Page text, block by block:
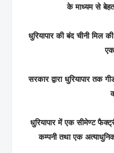
के माध्यम से
धुरियापार की बंद चीनी मिल
एक
सरकार द्वारा धुरियापार तक
धुरियापार में एक सीमेण्ट
कम्पनी तथा एक अत्याधुनिक